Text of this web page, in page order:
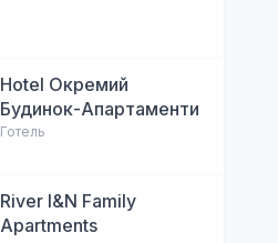
Hotel Окремий
Будинок-Апартаменти
Готель
River I&N Family
Apartments